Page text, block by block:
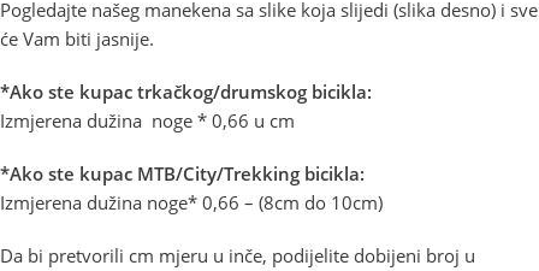
Pogledajte našeg manekena sa slike koja slijedi (slika desno) i sve
će Vam biti jasnije.
*Ako ste kupac trkačkog/drumskog bicikla:
Izmjerena dužina noge * 0,66 u cm
*Ako ste kupac MTB/City/Trekking bicikla:
Izmjerena dužina noge* 0,66 – (8cm do 10cm)
Da bi pretvorili cm mjeru u inče, podijelite dobijeni broj u